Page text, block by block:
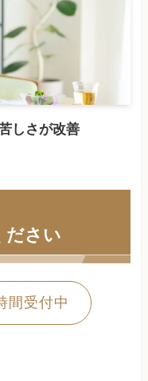
しさが改善
ださい
間受付中